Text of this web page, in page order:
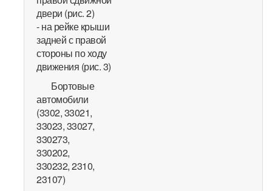
двери (рис. 2)
- на рейке крыши
задней с правой
стороны по ходу
движения (рис. 3)
Бортовые
автомобили
(3302, 33021,
33023, 33027,
330273,
330202,
330232, 2310,
23107)